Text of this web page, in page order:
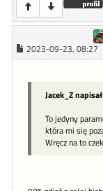
2023-09-23, 08:27
Jacek_Z
To jedyny
która mi się
Wręcz na to